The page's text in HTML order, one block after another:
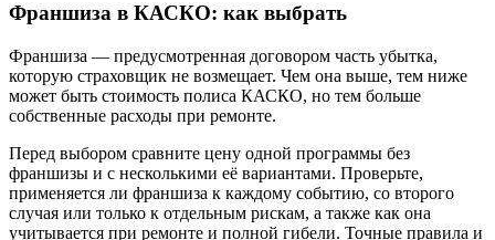
Франшиза в КАСКО: как выбрать
Франшиза — предусмотренная договором часть убытка,
которую страховщик не возмещает. Чем она выше, тем ниже
может быть стоимость полиса КАСКО, но тем больше
собственные расходы при ремонте.
Перед выбором сравните цену одной программы без
франшизы и с несколькими её вариантами. Проверьте,
применяется ли франшиза к каждому событию, со второго
случая или только к отдельным рискам, а также как она
учитывается при ремонте и полной гибели. Точные правила и